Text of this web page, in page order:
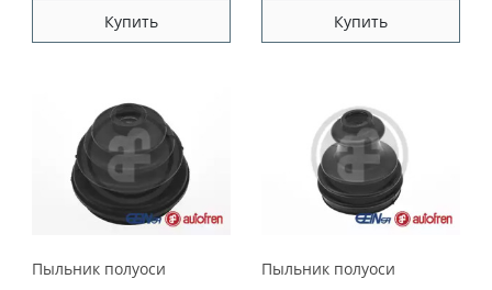
Купить Купить
Пыльник полуоси Пыльник полуоси